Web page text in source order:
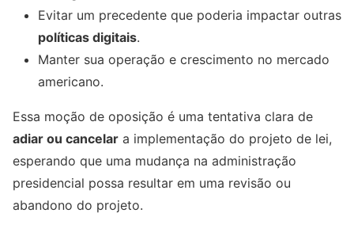
Evitar um precedente que poderia impactar outras
políticas digitais.
Manter sua operação e crescimento no mercado
americano.
Essa moção de oposição é uma tentativa clara de
adiar ou cancelar a implementação do projeto de lei,
esperando que uma mudança na administração
presidencial possa resultar em uma revisão ou
abandono do projeto.